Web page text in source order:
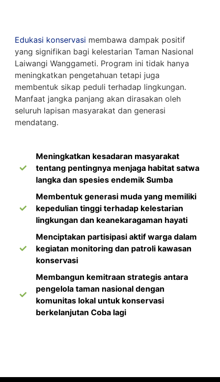
Edukasi konservasi membawa dampak positif
yang signifikan bagi kelestarian Taman Nasional
Laiwangi Wanggameti. Program ini tidak hanya
meningkatkan pengetahuan tetapi juga
membentuk sikap peduli terhadap lingkungan.
Manfaat jangka panjang akan dirasakan oleh
seluruh lapisan masyarakat dan generasi
mendatang.
Meningkatkan kesadaran masyarakat
tentang pentingnya menjaga habitat satwa
langka dan spesies endemik Sumba
Membentuk generasi muda yang memiliki
kepedulian tinggi terhadap kelestarian
lingkungan dan keanekaragaman hayati
Menciptakan partisipasi aktif warga dalam
kegiatan monitoring dan patroli kawasan
konservasi
Membangun kemitraan strategis antara
pengelola taman nasional dengan
komunitas lokal untuk konservasi
berkelanjutan Coba lagi